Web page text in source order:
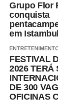
Grupo Flor
conquista
em Istambul
FESTIVAL
2026 TERÁ
DE 300
OFICINAS